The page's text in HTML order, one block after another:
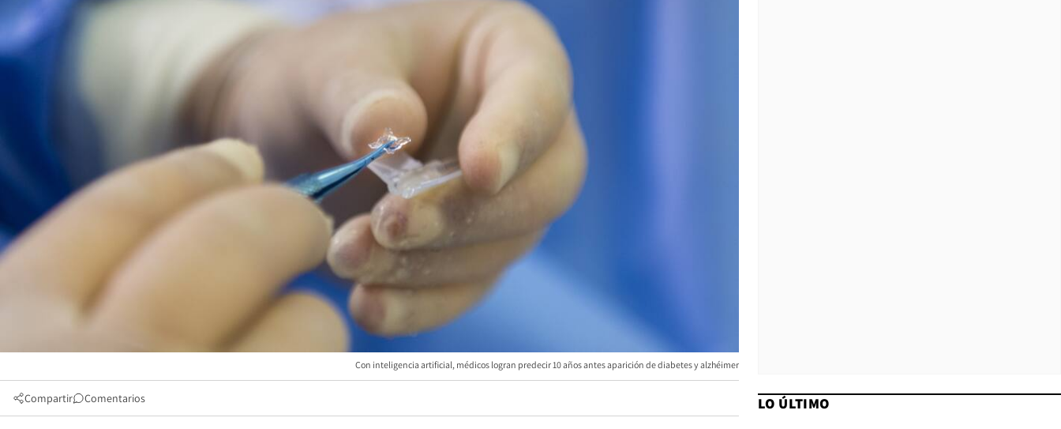
Con inteligencia artificial, médicos logran predecir 10 años antes aparición de diabetes y alzhéimer
Compartir Comentarios LO ÚLTIMO